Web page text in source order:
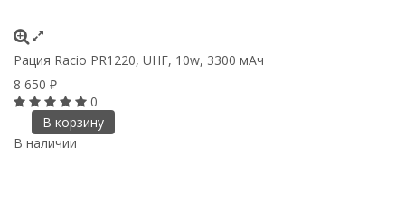
Рация Racio PR1220, UHF, 10w, 3300 мАч
8 650 ₽
0
В корзину
В наличии